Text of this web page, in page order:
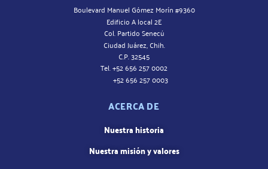
Boulevard Manuel Gómez Morín #9360
Edificio A local 2E
Col. Partido Senecú
Ciudad Juárez, Chih.
C.P. 32545
Tel. +52 656 257 0002
+52 656 257 0003
ACERCA DE
Nuestra historia
Nuestra misión y valores